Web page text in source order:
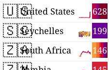
🇺🇸 628
United States
🇸🇨 199
Seychelles
🇿🇦 146
South Africa